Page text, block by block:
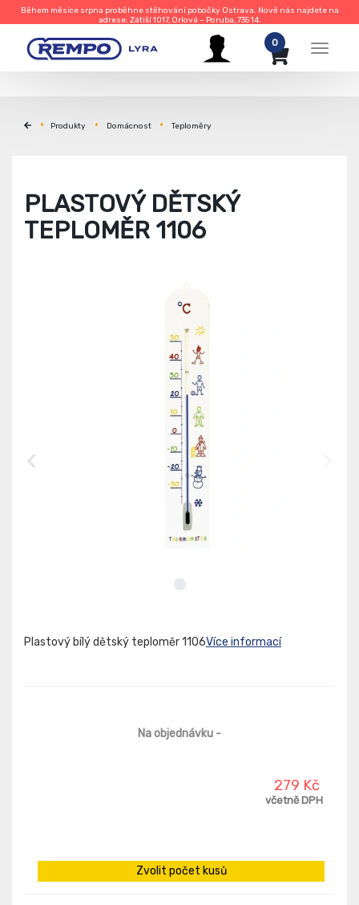
Během měsíce srpna proběhne stěhování pobočky Ostrava. Nově nás najdete na
adrese: Zátiší 1017, Orlová – Poruba, 735 14.
Menu
0
Produkty Domácnost Teploměry
PLASTOVÝ DĚTSKÝ
TEPLOMĚR 1106
Plastový bílý dětský teploměr 1106Více informací
Na objednávku -
279 Kč
včetně DPH
Zvolit počet kusů